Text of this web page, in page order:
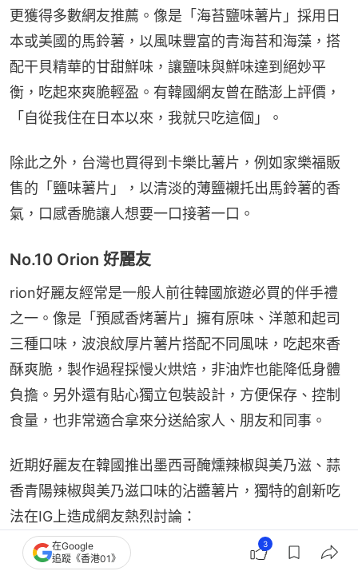
更獲得多數網友推薦。像是「海苔鹽味薯片」採用日
本或美國的馬鈴薯，以風味豐富的青海苔和海藻，搭
配干貝精華的甘甜鮮味，讓鹽味與鮮味達到絕妙平
衡，吃起來爽脆輕盈。有韓國網友曾在酷澎上評價，
「自從我住在日本以來，我就只吃這個」。
除此之外，台灣也買得到卡樂比薯片，例如家樂福販
售的「鹽味薯片」，以清淡的薄鹽襯托出馬鈴薯的香
氣，口感香脆讓人想要一口接著一口。
No.10 Orion 好麗友
rion好麗友經常是一般人前往韓國旅遊必買的伴手禮
之一。像是「預感香烤薯片」擁有原味、洋蔥和起司
三種口味，波浪紋厚片薯片搭配不同風味，吃起來香
酥爽脆，製作過程採慢火烘焙，非油炸也能降低身體
負擔。另外還有貼心獨立包裝設計，方便保存、控制
食量，也非常適合拿來分送給家人、朋友和同事。
近期好麗友在韓國推出墨西哥醃燻辣椒與美乃滋、蒜
香青陽辣椒與美乃滋口味的沾醬薯片，獨特的創新吃
法在IG上造成網友熱烈討論：
在Google
追蹤《香港01》
3